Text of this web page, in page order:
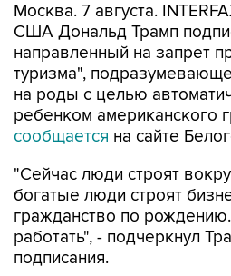
Москва. 7 августа.
США Дональд Трамп
направленный на запрет
туризма",
на роды с целью
ребенком американского
сообщается на сайте
"Сейчас люди строят
богатые люди строят
гражданство по
работать", - подчеркнул
подписания.